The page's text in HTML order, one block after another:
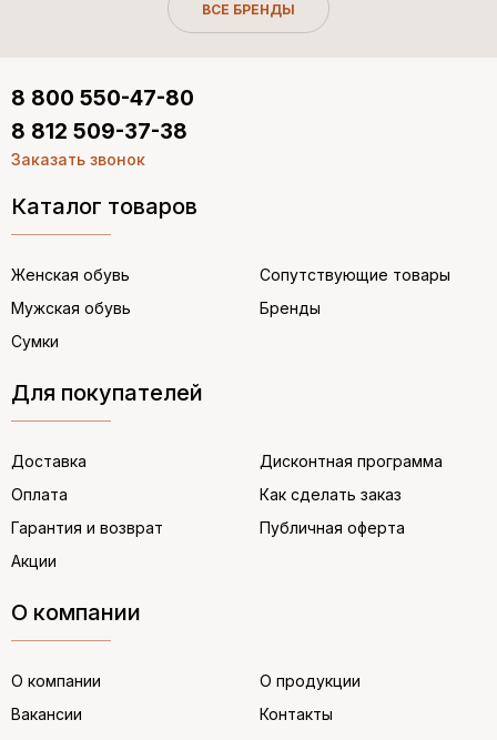
ВСЕ БРЕНДЫ
Каталог товаров
Женская обувь
Мужская обувь
Сумки
Сопутствующие товары
Бренды
Для покупателей
Доставка
Оплата
Гарантия и возврат
Акции
Дисконтная программа
Как сделать заказ
Публичная оферта
О компании
О компании
Вакансии
О продукции
Контакты
8 800 550-47-80
8 812 509-37-38
Заказать звонок